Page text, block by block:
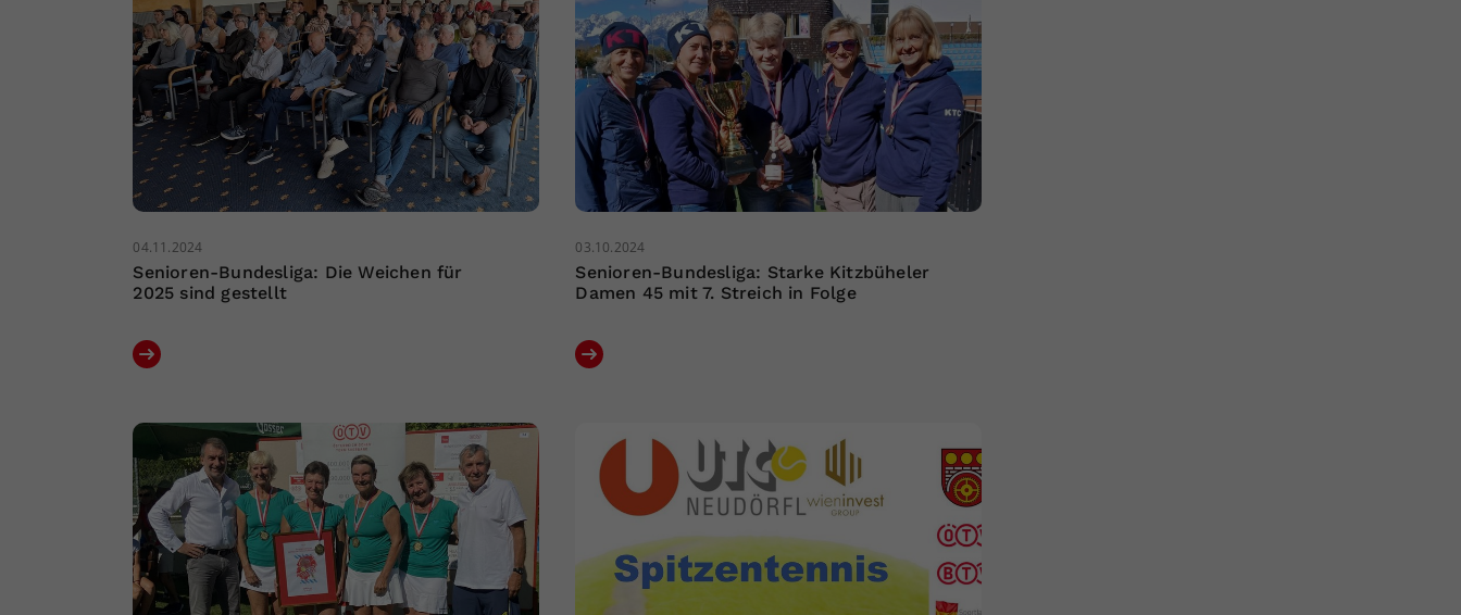
04.11.2024
Senioren-Bundesliga: Die Weichen für
2025 sind gestellt
03.10.2024
Senioren-Bundesliga: Starke Kitzbüheler
Damen 45 mit 7. Streich in Folge